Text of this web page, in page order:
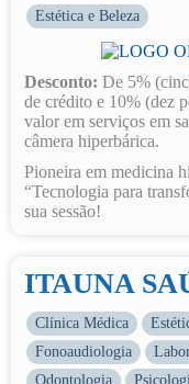
Estética e Beleza
Desconto: De 5%
de crédito e 10% (dez
valor em serviços em
câmera hiperbárica.
Pioneira em medicina
“Tecnologia para
sua sessão!
ITAUNA
Clínica Médica
Fonoaudiologia
Odontologia